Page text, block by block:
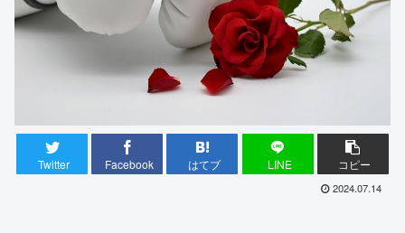
Twitter Facebook はてブ LINE コピー
2024.07.14